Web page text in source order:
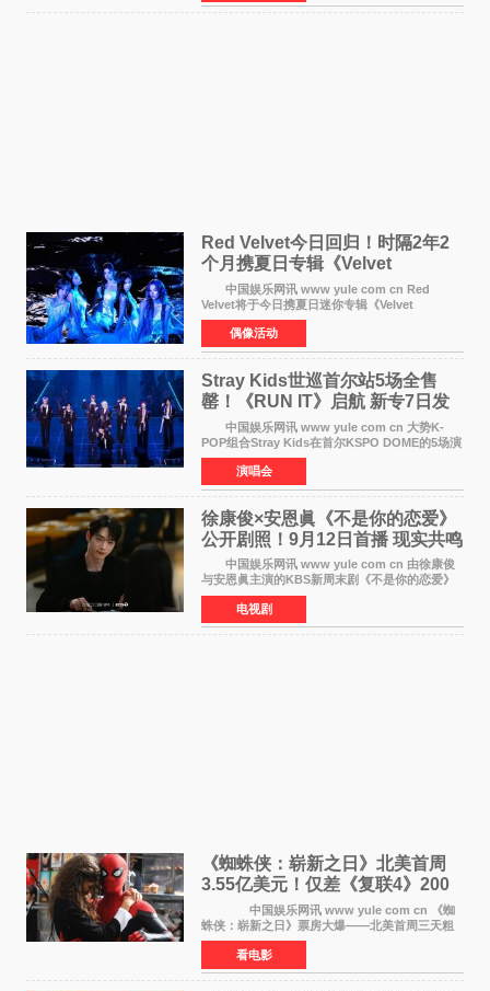
模式。 本剧改
Red Velvet今日回归！时隔2年2
个月携夏日专辑《Velvet
Summer》重启完整体活动
中国娱乐网讯 www yule com cn Red
Velvet将于今日携夏日迷你专辑《Velvet
Summer》时隔2年2个月重启完整体活动。这张
于8月3日发行的专辑，主打柔和成熟氛围的夏日
音乐，收录了成员们想着
偶像活动
Stray Kids世巡首尔站5场全售
罄！《RUN IT》启航 新专7日发
中国娱乐网讯 www yule com cn 大势K-
POP组合Stray Kids在首尔KSPO DOME的5场演
唱会全部售罄，为新世界巡演拉开序幕。据所属
社JYP娱乐透露，Stray Kids于上月25至26日、
29日及本月1至2日
演唱会
徐康俊×安恩眞《不是你的恋爱》
公开剧照！9月12日首播 现实共鸣
罗曼史来袭
中国娱乐网讯 www yule com cn 由徐康俊
与安恩眞主演的KBS新周末剧《不是你的恋爱》
于近日公开首波剧照，正式定档9月12日首
播。 剧照中，徐康俊与安恩眞并肩而坐，眼
神中流露出复杂而微
电视剧
《蜘蛛侠：崭新之日》北美首周
3.55亿美元！仅差《复联4》200
万 影史第二全球开画
中国娱乐网讯 www yule com cn 《蜘
蛛侠：崭新之日》票房大爆——北美首周三天粗
报3 55亿美元，仅比影史最高北美开画《复仇者
联盟4：终局之战》的3 571亿美元少200万出头，
精报调整后仍
看电影